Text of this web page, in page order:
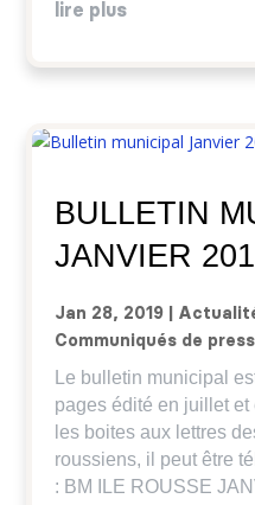
lire plus
BULLETIN
JANVIER
Jan 28, 2019
Communiqués de
Le bulletin municipal
pages édité en juillet
les boites aux lettres
roussiens, il peut être
: BM ILE ROUSSE